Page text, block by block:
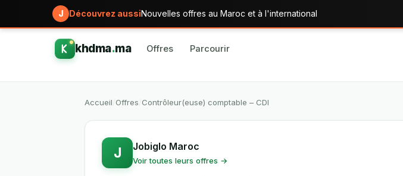
J Découvrez aussiNouvelles offres au Maroc et à l'international
khdma.ma Offres Parcourir
Accueil Offres Contrôleur(euse) comptable – CDI
J Jobiglo Maroc
Voir toutes leurs offres →